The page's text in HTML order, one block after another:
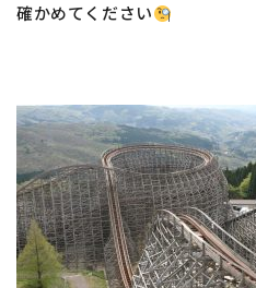
確かめてください